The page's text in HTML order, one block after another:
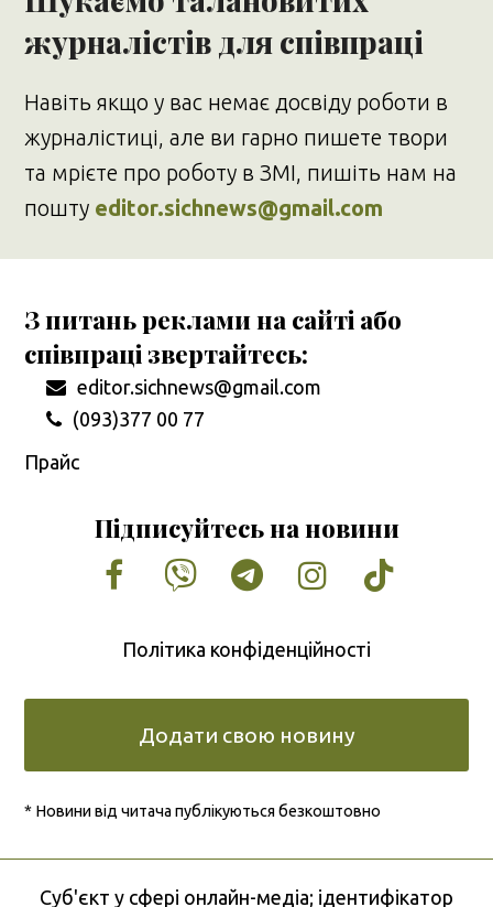
журналістів для співпраці
Навіть якщо у вас немає досвіду роботи в
журналістиці, але ви гарно пишете твори
та мрієте про роботу в ЗМІ, пишіть нам на
пошту editor.sichnews@gmail.com
З питань реклами на сайті або
співпраці звертайтесь:
editor.sichnews@gmail.com
(093)377 00 77
Прайс
Підписуйтесь на новини
Facebook
VimeoTumblrInstagram
Tiktok
Політика конфіденційності
Додати свою новину
* Новини від читача публікуються безкоштовно
Cуб'єкт у сфері онлайн-медіа; ідентифікатор